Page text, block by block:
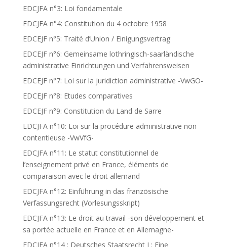
EDCJFA n°3: Loi fondamentale
EDCJFA n°4: Constitution du 4 octobre 1958
EDCEJF n°5: Traité d’Union / Einigungsvertrag
EDCEJF n°6: Gemeinsame lothringisch-saarländische
administrative Einrichtungen und Verfahrensweisen
EDCEJF n°7: Loi sur la juridiction administrative -VwGO-
EDCEJF n°8: Etudes comparatives
EDCEJF n°9: Constitution du Land de Sarre
EDCJFA n°10: Loi sur la procédure administrative non
contentieuse -VwVfG-
EDCJFA n°11: Le statut constitutionnel de
l’enseignement privé en France, éléments de
comparaison avec le droit allemand
EDCJFA n°12: Einführung in das französische
Verfassungsrecht (Vorlesungsskript)
EDCJFA n°13: Le droit au travail -son développement et
sa portée actuelle en France et en Allemagne-
EDCJFA n°14 : Deutsches Staatsrecht I : Eine